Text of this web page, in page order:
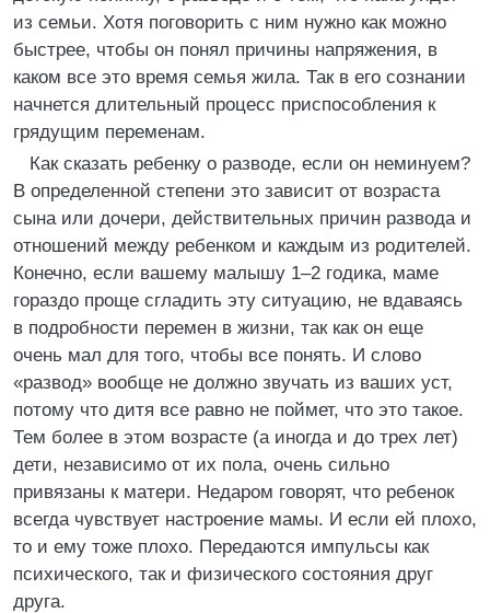
из семьи. Хотя поговорить с ним нужно как можно
быстрее, чтобы он понял причины напряжения, в
каком все это время семья жила. Так в его сознании
начнется длительный процесс приспособления к
грядущим переменам.
Как сказать ребенку о разводе, если он неминуем?
В определенной степени это зависит от возраста
сына или дочери, действительных причин развода и
отношений между ребенком и каждым из родителей.
Конечно, если вашему малышу 1–2 годика, маме
гораздо проще сгладить эту ситуацию, не вдаваясь
в подробности перемен в жизни, так как он еще
очень мал для того, чтобы все понять. И слово
«развод» вообще не должно звучать из ваших уст,
потому что дитя все равно не поймет, что это такое.
Тем более в этом возрасте (а иногда и до трех лет)
дети, независимо от их пола, очень сильно
привязаны к матери. Недаром говорят, что ребенок
всегда чувствует настроение мамы. И если ей плохо,
то и ему тоже плохо. Передаются импульсы как
психического, так и физического состояния друг
друга.